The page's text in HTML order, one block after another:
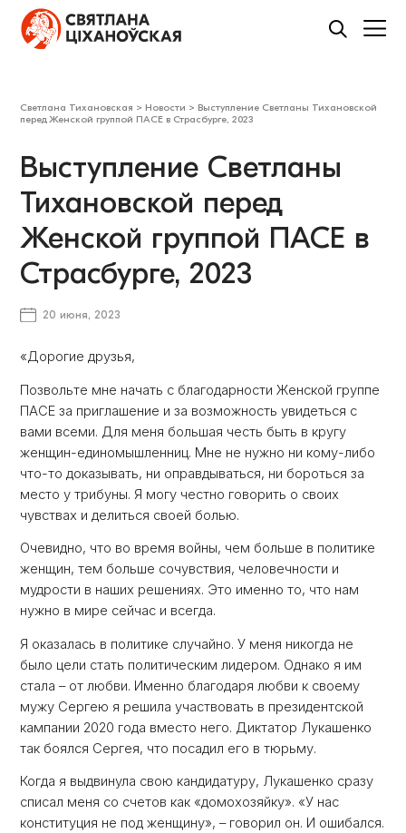
Светлана Тихановская > Новости > Выступление Светланы Тихановской
перед Женской группой ПАСЕ в Страсбурге, 2023
Выступление Светланы
Тихановской перед
Женской группой ПАСЕ в
Страсбурге, 2023
20 июня, 2023
«Дорогие друзья,
Позвольте мне начать с благодарности Женской группе
ПАСЕ за приглашение и за возможность увидеться с
вами всеми. Для меня большая честь быть в кругу
женщин-единомышленниц. Мне не нужно ни кому-либо
что-то доказывать, ни оправдываться, ни бороться за
место у трибуны. Я могу честно говорить о своих
чувствах и делиться своей болью.
Очевидно, что во время войны, чем больше в политике
женщин, тем больше сочувствия, человечности и
мудрости в наших решениях. Это именно то, что нам
нужно в мире сейчас и всегда.
Я оказалась в политике случайно. У меня никогда не
было цели стать политическим лидером. Однако я им
стала – от любви. Именно благодаря любви к своему
мужу Сергею я решила участвовать в президентской
кампании 2020 года вместо него. Диктатор Лукашенко
так боялся Сергея, что посадил его в тюрьму.
Когда я выдвинула свою кандидатуру, Лукашенко сразу
списал меня со счетов как «домохозяйку». «У нас
конституция не под женщину», – говорил он. И ошибался.